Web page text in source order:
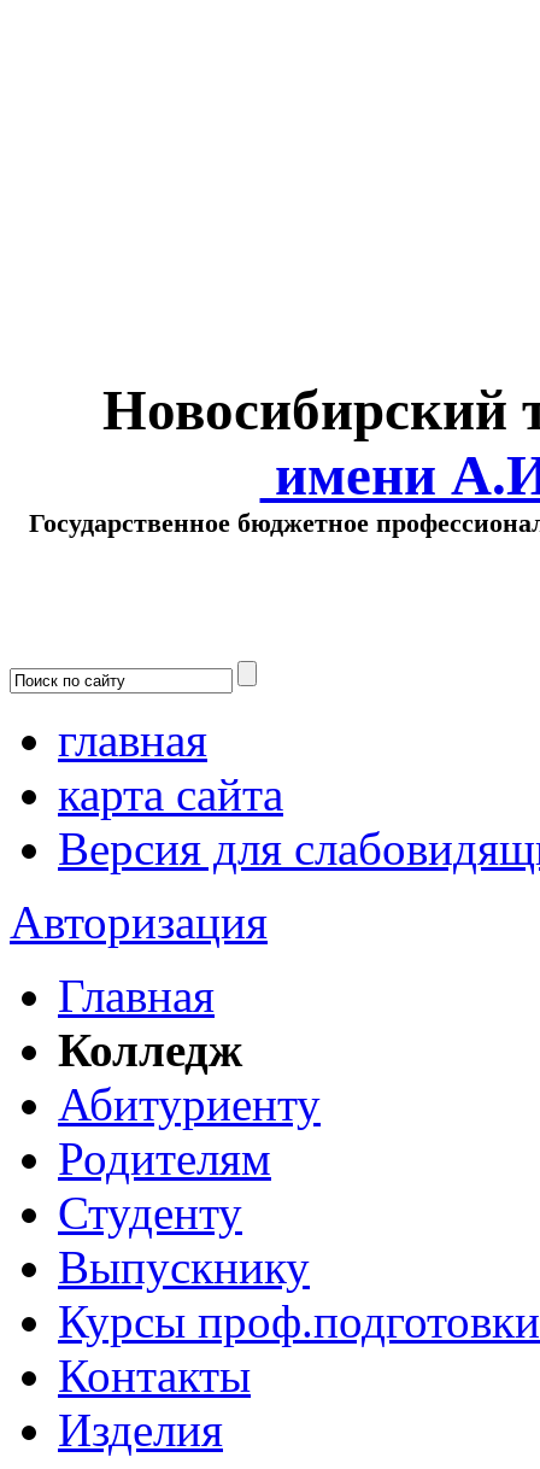
Новосибирский
имени
Государственное бюджетное
главная
карта сайта
Версия для
Авторизация
Главная
Колледж
Абитуриенту
Родителям
Студенту
Выпускнику
Курсы проф.подготовки
Контакты
Изделия